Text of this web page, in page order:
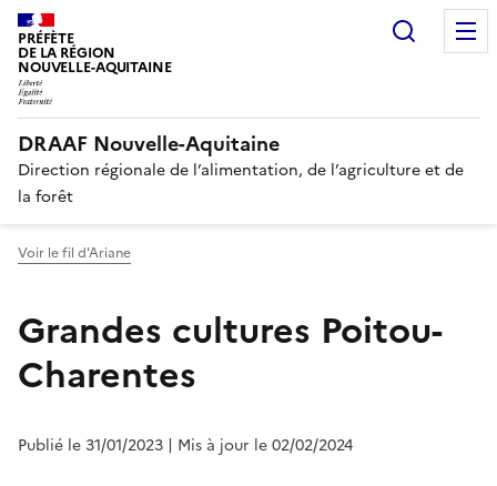
PRÉFÈTE
DE LA RÉGION
NOUVELLE-AQUITAINE
DRAAF Nouvelle-Aquitaine
Direction régionale de l’alimentation, de l’agriculture et de
la forêt
Voir le fil d'Ariane
Grandes cultures Poitou-
Charentes
Publié le 31/01/2023 | Mis à jour le 02/02/2024